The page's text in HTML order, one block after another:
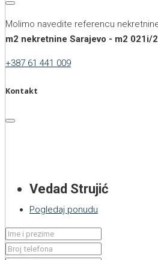
Molimo navedite referencu
m2 nekretnine Sarajevo - m2 021i/
+387 61 441 009
Kontakt
Vedad Strujić
Pogledaj ponudu